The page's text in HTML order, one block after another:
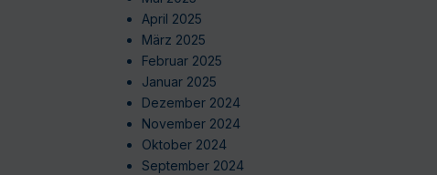
April 2025
März 2025
Februar 2025
Januar 2025
Dezember 2024
November 2024
Oktober 2024
September 2024